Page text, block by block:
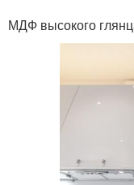
МДФ высокого